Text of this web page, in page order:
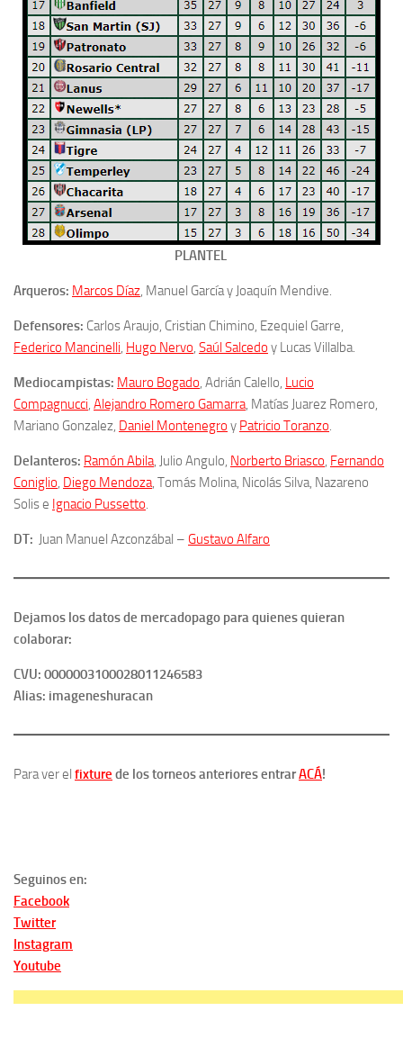
PLANTEL
Arqueros: Marcos Díaz , Manuel García y Joaquín Mendive.
Defensores: Carlos Araujo, Cristian Chimino, Ezequiel Garre,
Federico Mancinelli Hugo Nervo Saúl Salcedo y Lucas Villalba.
Mediocampistas: Mauro Bogado , Adrián Calello, Lucio
Compagnucci Alejandro Romero Gamarra , Matías Juarez Romero,
Mariano Gonzalez, Daniel Montenegro y Patricio Toranzo
Delanteros: Ramón Abila , Julio Angulo, Norberto Briasco Fernando
Coniglio Diego Mendoza , Tomás Molina, Nicolás Silva, Nazareno
Solis e Ignacio Pussetto
DT: Juan Manuel Azconzábal – Gustavo Alfaro
Dejamos los datos de mercadopago para quienes quieran
colaborar:
CVU: 0000003100028011246583
Alias: imageneshuracan
Para ver el fixture de los torneos anteriores entrarACÁ!
Seguinos en:
Facebook
Twitter
Instagram
Youtube